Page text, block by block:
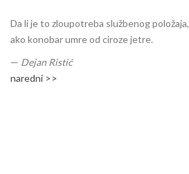
Da li je to zloupotreba službenog položaja,
ako konobar umre od ciroze jetre.
— Dejan Ristić
naredni >>